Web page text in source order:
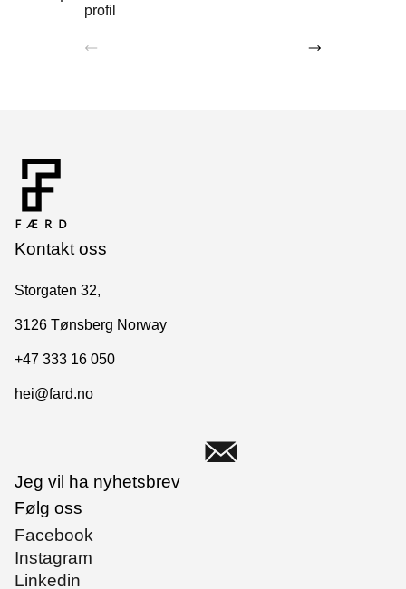
profil
Kontakt oss
Storgaten 32,
3126 Tønsberg Norway
+47 333 16 050
hei@fard.no
Jeg vil ha nyhetsbrev
Følg oss
Facebook
Instagram
Linkedin